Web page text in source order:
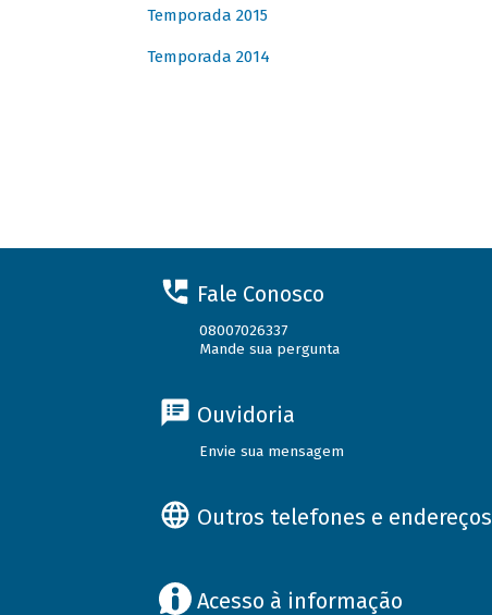
Temporada 2015
Temporada 2014
Fale Conosco
08007026337
Mande sua pergunta
Ouvidoria
Envie sua mensagem
Outros telefones e endereços
Acesso à informação